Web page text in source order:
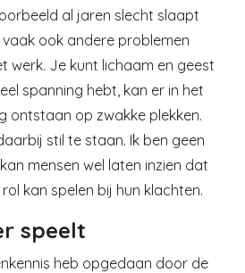
al jaren slecht slaapt
ook andere problemen
werk. Je kunt lichaam en geest
spanning hebt, kan er in het
ontstaan op zwakke plekken.
stil te staan. Ik ben geen
mensen wel laten inzien dat
kan spelen bij hun klachten.
speelt
heb opgedaan door de